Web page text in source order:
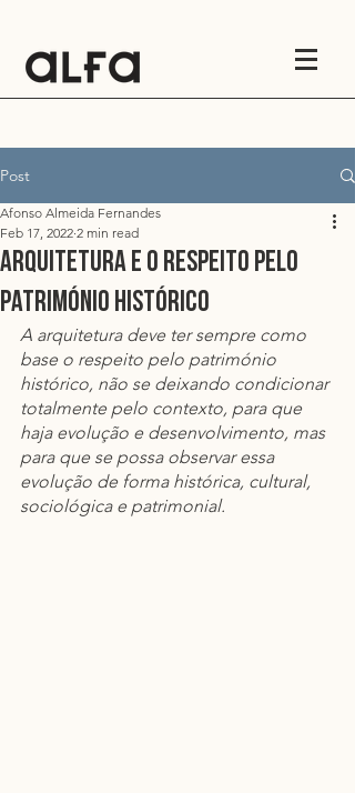
Post
Arquitetura e o respeito pelo
património histórico
Afonso Almeida Fernandes
Feb 17, 2022 2 min read
A arquitetura deve ter sempre como
base o respeito pelo património
histórico, não se deixando condicionar
totalmente pelo contexto, para que
haja evolução e desenvolvimento, mas
para que se possa observar essa
evolução de forma histórica, cultural,
sociológica e patrimonial.